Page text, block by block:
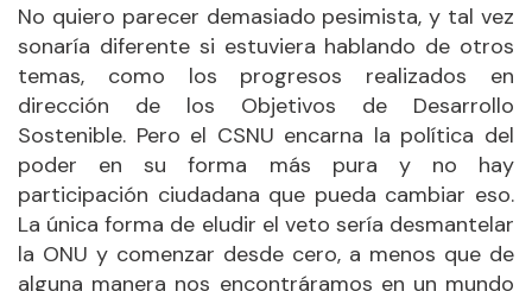
No quiero parecer demasiado pesimista, y tal vez
sonaría diferente si estuviera hablando de otros
temas, como los progresos realizados en
dirección de los Objetivos de Desarrollo
Sostenible. Pero el CSNU encarna la política del
poder en su forma más pura y no hay
participación ciudadana que pueda cambiar eso.
La única forma de eludir el veto sería desmantelar
la ONU y comenzar desde cero, a menos que de
alguna manera nos encontráramos en un mundo